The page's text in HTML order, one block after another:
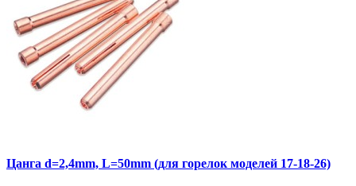
Цанга d=2,4mm, L=50mm (для горелок моделей 17-18-26)